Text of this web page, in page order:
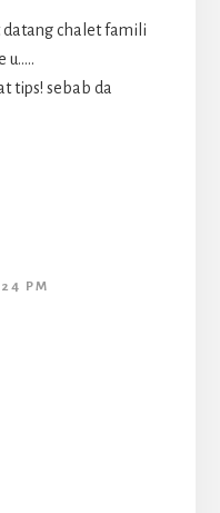
datang chalet famili
u…..
tips! sebab da
PM